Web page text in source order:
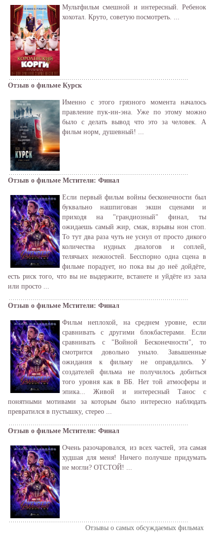
Мультфильм смешной и интересный. Ребенок
хохотал. Круто, советую посмотреть. ...
Отзыв о фильме Курск
Именно с этого грязного момента началось
правление пук-ин-эна. Уже по этому можно
было с делать вывод что это за человек. А
фильм норм, душевный! ...
Отзыв о фильме Мстители: Финал
Если первый фильм войны бесконечности был
буквально нашпигован экшн сценами и
приходя на "грандиозный" финал, ты
ожидаешь самый жир, смак, взрывы нон стоп.
То тут два раза чуть не уснул от просто дикого
количества нудных диалогов и соплей,
телячьих нежностей. Бесспорно одна сцена в
фильме порадует, но пока вы до неё дойдёте,
есть риск того, что вы не выдержите, встанете и уйдёте из зала
или просто ...
Отзыв о фильме Мстители: Финал
Фильм неплохой, на среднем уровне, если
сравнивать с другими блокбастерами. Если
сравнивать с "Войной Бесконечности", то
смотрится довольно уныло. Завышенные
ожидания к фильму не оправдались. У
создателей фильма не получилось добиться
того уровня как в ВБ. Нет той атмосферы и
эпика... Живой и интересный Танос с
понятными мотивами за которым было интересно наблюдать
превратился в пустышку, стерео ...
Отзыв о фильме Мстители: Финал
Очень разочаровался, из всех частей, эта самая
худшая для меня! Ничего получше придумать
не могли? ОТСТОЙ! ...
Отзывы о самых обсуждаемых фильмах